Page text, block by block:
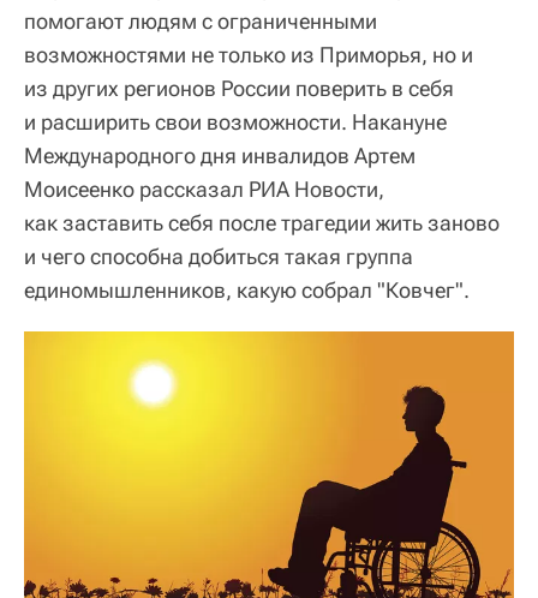
помогают людям с ограниченными
возможностями не только из Приморья, но и
из других регионов России поверить в себя
и расширить свои возможности. Накануне
Международного дня инвалидов Артем
Моисеенко рассказал РИА Новости,
как заставить себя после трагедии жить заново
и чего способна добиться такая группа
единомышленников, какую собрал "Ковчег".